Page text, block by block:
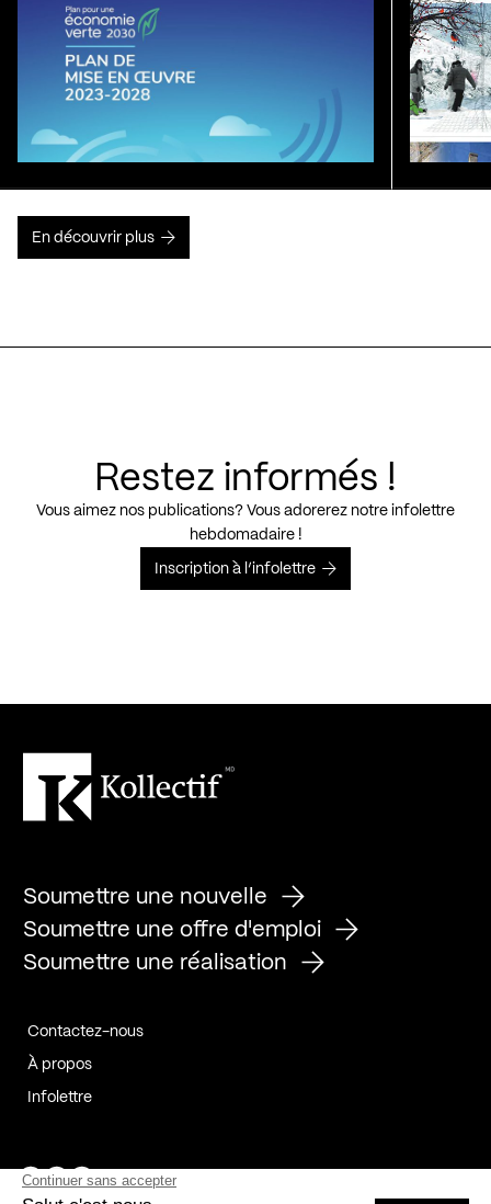
En découvrir plus
Restez informés !
Vous aimez nos publications? Vous adorerez notre infolettre
hebdomadaire !
Inscription à l’infolettre
Soumettre une nouvelle
Soumettre une offre d'emploi
Soumettre une réalisation
Contactez-nous
À propos
Infolettre
Page Facebook de Kollectif
Page Instagram de Kollectif
Page Linkedin de Kollectif